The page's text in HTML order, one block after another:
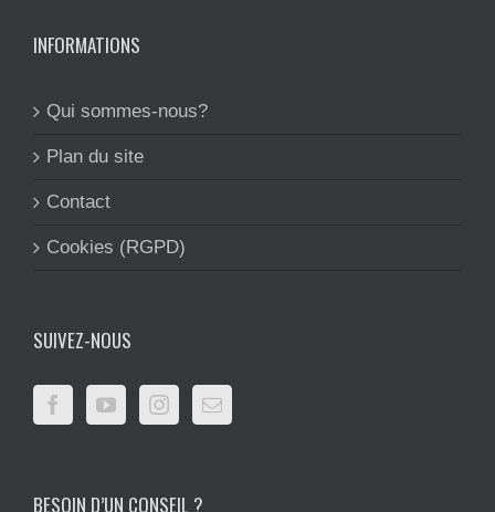
INFORMATIONS
Qui sommes-nous?
Plan du site
Contact
Cookies (RGPD)
SUIVEZ-NOUS
BESOIN D’UN CONSEIL ?